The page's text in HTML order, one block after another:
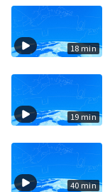
18 min
19 min
40 min